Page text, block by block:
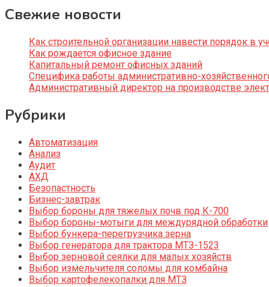
Свежие новости
Как строительной организации навести порядок в
Как рождается офисное здание
Капитальный ремонт офисных зданий
Специфика работы административно-
Административный директор на производстве
Рубрики
Автоматизация
Анализ
Аудит
АХД
Безопастность
Бизнес-завтрак
Выбор бороны для тяжелых почв под К-700
Выбор бороны-мотыги для междурядной обработки
Выбор бункера-перегрузчика зерна
Выбор генератора для трактора МТЗ-1523
Выбор зерновой сеялки для малых хозяйств
Выбор измельчителя соломы для комбайна
Выбор картофелекопалки для МТЗ